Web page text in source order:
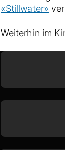
«Stillwater»
Weiterhin im